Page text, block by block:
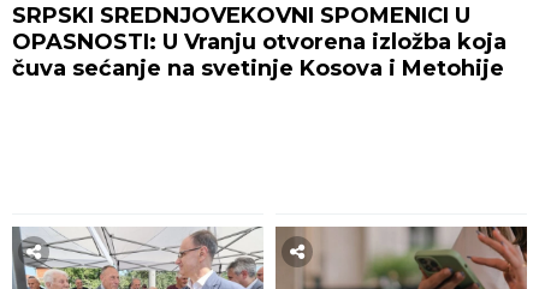
SRPSKI SREDNJOVEKOVNI SPOMENICI U
OPASNOSTI: U Vranju otvorena izložba koja
čuva sećanje na svetinje Kosova i Metohije